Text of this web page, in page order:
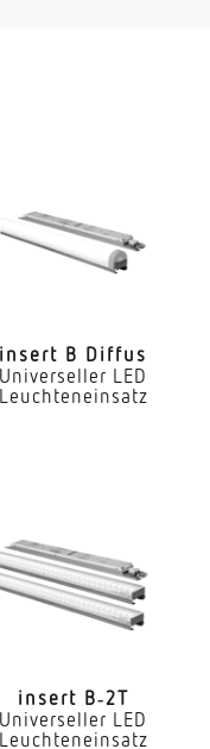
insert B Diffus
Universeller LED
Leuchteneinsatz
insert B‑2T
Universeller LED
Leuchteneinsatz